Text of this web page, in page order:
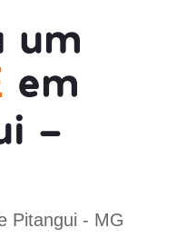
um
em
-
Pitangui - MG